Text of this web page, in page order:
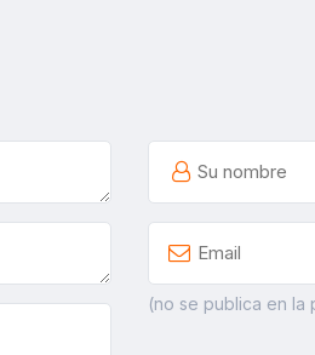
(no se publica en la